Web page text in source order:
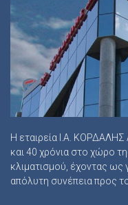
Η εταιρεία Ι.Α. ΚΟΡΔΑΛΗΣ
και 40 χρόνια στο χώρο
κλιματισμού, έχοντας ως
απόλυτη συνέπεια προς